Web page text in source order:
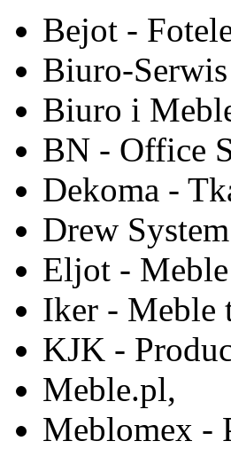
Bejot -
Biuro-
Biuro i
BN - Office
Dekoma -
Drew
Eljot - Meble
Iker - Meble
KJK -
Meble.pl,
Meblomex -